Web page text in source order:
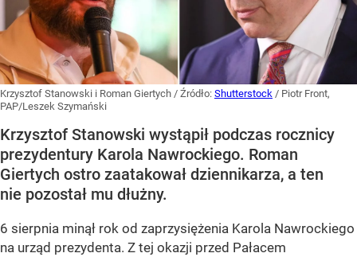
Krzysztof Stanowski i Roman Giertych / Źródło: Shutterstock / Piotr Front,
PAP/Leszek Szymański
Krzysztof Stanowski wystąpił podczas rocznicy
prezydentury Karola Nawrockiego. Roman
Giertych ostro zaatakował dziennikarza, a ten
nie pozostał mu dłużny.
6 sierpnia minął rok od zaprzysiężenia Karola Nawrockiego
na urząd prezydenta. Z tej okazji przed Pałacem